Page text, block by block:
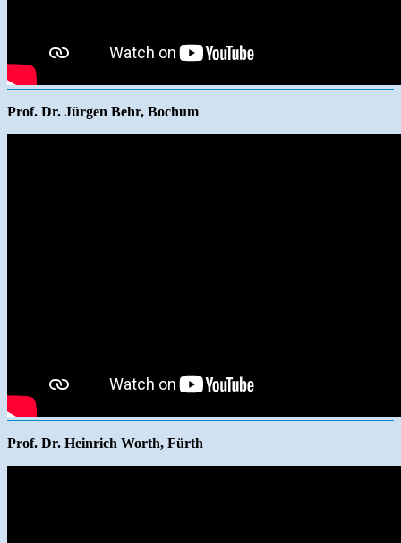
Prof. Dr. Jürgen Behr, Bochum
Prof. Dr. Heinrich Worth, Fürth